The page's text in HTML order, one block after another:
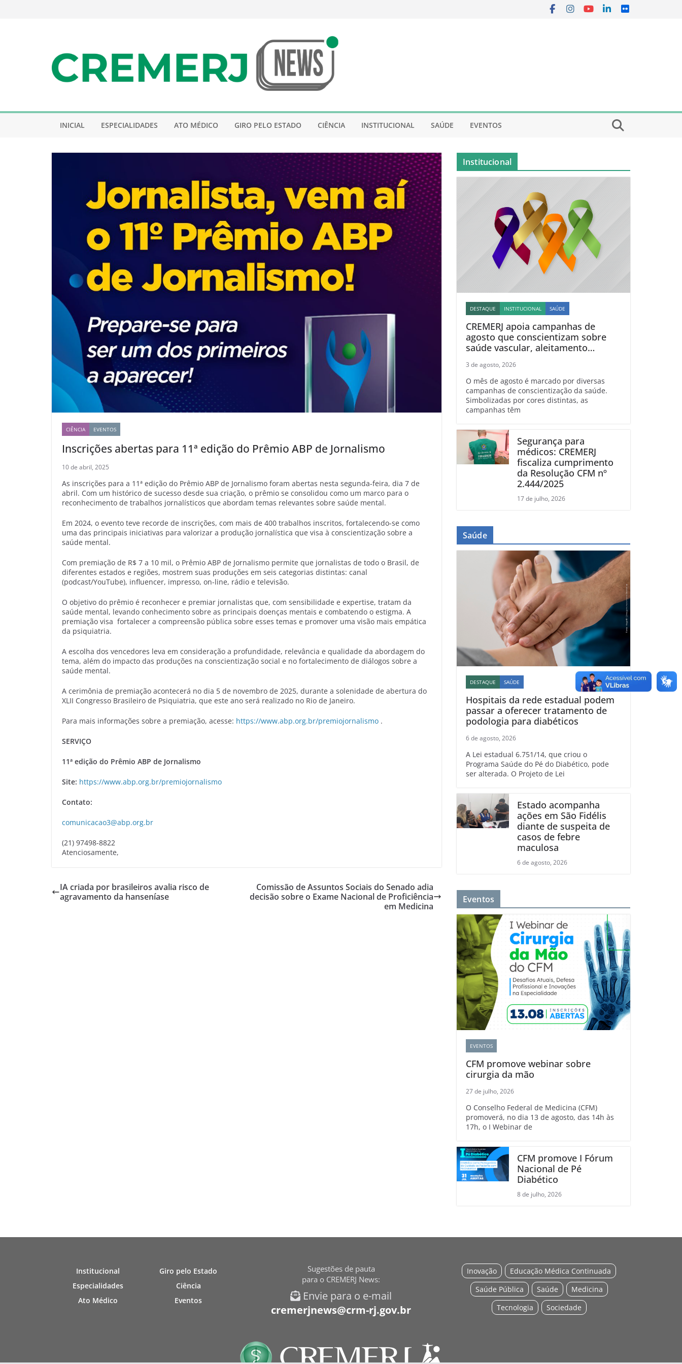
INICIAL ESPECIALIDADES ATO MÉDICO GIRO PELO ESTADO CIÊNCIA INSTITUCIONAL SAÚDE EVENTOS
CIÊNCIA EVENTOS
Inscrições abertas para 11ª edição do Prêmio ABP de Jornalismo
10 de abril, 2025
As inscrições para a 11ª edição do Prêmio ABP de Jornalismo foram abertas nesta segunda-feira, dia 7 de
abril. Com um histórico de sucesso desde sua criação, o prêmio se consolidou como um marco para o
reconhecimento de trabalhos jornalísticos que abordam temas relevantes sobre saúde mental.
Em 2024, o evento teve recorde de inscrições, com mais de 400 trabalhos inscritos, fortalecendo-se como
uma das principais iniciativas para valorizar a produção jornalística que visa à conscientização sobre a
saúde mental.
Com premiação de R$ 7 a 10 mil, o Prêmio ABP de Jornalismo permite que jornalistas de todo o Brasil, de
diferentes estados e regiões, mostrem suas produções em seis categorias distintas: canal
(podcast/YouTube), influencer, impresso, on-line, rádio e televisão.
O objetivo do prêmio é reconhecer e premiar jornalistas que, com sensibilidade e expertise, tratam da
saúde mental, levando conhecimento sobre as principais doenças mentais e combatendo o estigma. A
premiação visa fortalecer a compreensão pública sobre esses temas e promover uma visão mais empática
da psiquiatria.
A escolha dos vencedores leva em consideração a profundidade, relevância e qualidade da abordagem do
tema, além do impacto das produções na conscientização social e no fortalecimento de diálogos sobre a
saúde mental.
A cerimônia de premiação acontecerá no dia 5 de novembro de 2025, durante a solenidade de abertura do
XLII Congresso Brasileiro de Psiquiatria, que este ano será realizado no Rio de Janeiro.
Para mais informações sobre a premiação, acesse: https://www.abp.org.br/premiojornalismo .
SERVIÇO
11ª edição do Prêmio ABP de Jornalismo
Site: https://www.abp.org.br/premiojornalismo
Contato:
comunicacao3@abp.org.br
(21) 97498-8822
Atenciosamente,
IA criada por brasileiros avalia risco de
agravamento da hanseníase
Comissão de Assuntos Sociais do Senado adia
decisão sobre o Exame Nacional de Proficiência
em Medicina
Institucional
DESTAQUE INSTITUCIONAL SAÚDE
CREMERJ apoia campanhas de
agosto que conscientizam sobre
saúde vascular, aleitamento
linfoma
3 de agosto, 2026
O mês de agosto é marcado por diversas
campanhas de conscientização da saúde.
Simbolizadas por cores distintas, as
campanhas têm
Segurança para
médicos: CREMERJ
fiscaliza cumprimento
da Resolução CFM nº
2.444/2025
17 de julho, 2026
Saúde
DESTAQUE SAÚDE
Hospitais da rede estadual podem
passar a oferecer tratamento de
podologia para diabéticos
6 de agosto, 2026
A Lei estadual 6.751/14, que criou o
Programa Saúde do Pé do Diabético, pode
ser alterada. O Projeto de Lei
Estado acompanha
ações em São Fidélis
diante de suspeita de
casos de febre
maculosa
6 de agosto, 2026
Eventos
EVENTOS
CFM promove webinar sobre
cirurgia da mão
27 de julho, 2026
O Conselho Federal de Medicina (CFM)
promoverá, no dia 13 de agosto, das 14h às
17h, o I Webinar de
CFM promove I Fórum
Nacional de Pé
Diabético
8 de julho, 2026
Institucional
Especialidades
Ato Médico
Giro pelo Estado
Ciência
Eventos
Sugestões de pauta
para o CREMERJ News:
Envie para o e-mail
cremerjnews@crm-rj.gov.br
Educação Médica Continuada
Inovação
Medicina
Saúde
Saúde Pública
Sociedade
Tecnologia